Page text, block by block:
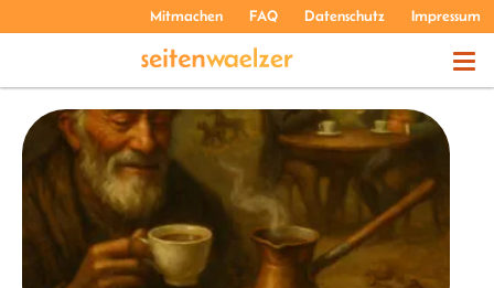
Mitmachen FAQ Datenschutz Impressum
THEMEN
PODCASTS
ÜBER UNS